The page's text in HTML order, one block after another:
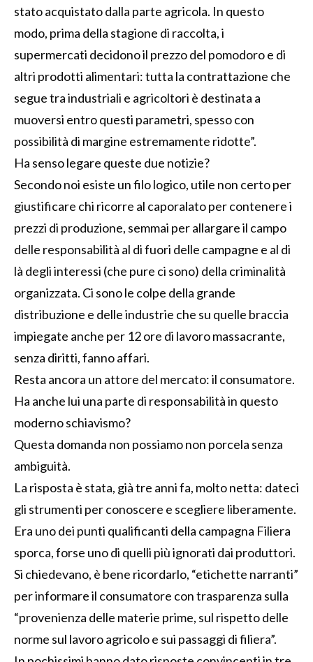
stato acquistato dalla parte agricola. In questo
modo, prima della stagione di raccolta, i
supermercati decidono il prezzo del pomodoro e di
altri prodotti alimentari: tutta la contrattazione che
segue tra industriali e agricoltori è destinata a
muoversi entro questi parametri, spesso con
possibilità di margine estremamente ridotte”.
Ha senso legare queste due notizie?
Secondo noi esiste un filo logico, utile non certo per
giustificare chi ricorre al caporalato per contenere i
prezzi di produzione, semmai per allargare il campo
delle responsabilità al di fuori delle campagne e al di
là degli interessi (che pure ci sono) della criminalità
organizzata. Ci sono le colpe della grande
distribuzione e delle industrie che su quelle braccia
impiegate anche per 12 ore di lavoro massacrante,
senza diritti, fanno affari.
Resta ancora un attore del mercato: il consumatore.
Ha anche lui una parte di responsabilità in questo
moderno schiavismo?
Questa domanda non possiamo non porcela senza
ambiguità.
La risposta è stata, già tre anni fa, molto netta: dateci
gli strumenti per conoscere e scegliere liberamente.
Era uno dei punti qualificanti della campagna Filiera
sporca, forse uno di quelli più ignorati dai produttori.
Si chiedevano, è bene ricordarlo, “etichette narranti”
per informare il consumatore con trasparenza sulla
“provenienza delle materie prime, sul rispetto delle
norme sul lavoro agricolo e sui passaggi di filiera”.